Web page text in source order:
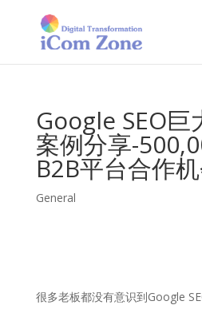
Google SEO巨
案例分享-
B2B平台合作
General
很多老板都没有意识到Google